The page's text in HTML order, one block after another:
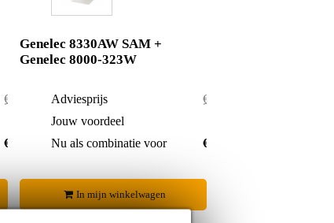
€ 968,-
€ 941,-
Genelec 8330AW SAM +
Genelec 8000-323W
Adviesprijs
€ 984,-
Jouw voordeel
Nu als combinatie voor
€ 957,-
In mijn winkelwagen